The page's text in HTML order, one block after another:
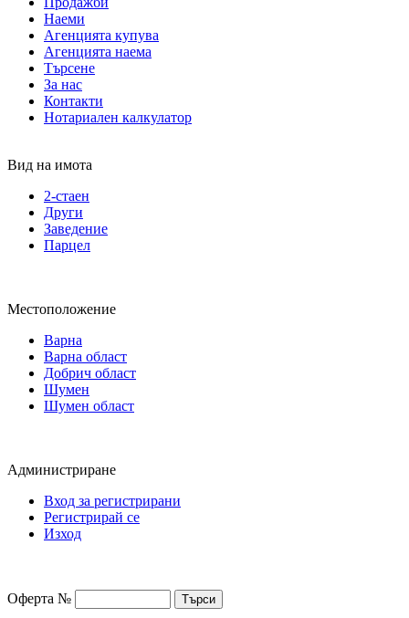
Наеми
Агенцията купува
Агенцията наема
Търсене
За нас
Контакти
Нотариален калкулатор
Вид на имота
2-стаен
Други
Заведение
Парцел
Местоположение
Варна
Варна област
Добрич област
Шумен
Шумен област
Администриране
Вход за регистрирани
Регистрирай се
Изход
Оферта №